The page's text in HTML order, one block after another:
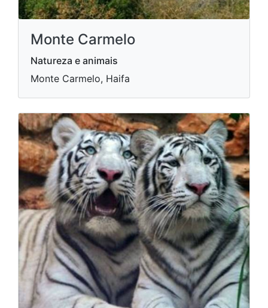
Monte Carmelo
Natureza e animais
Monte Carmelo, Haifa